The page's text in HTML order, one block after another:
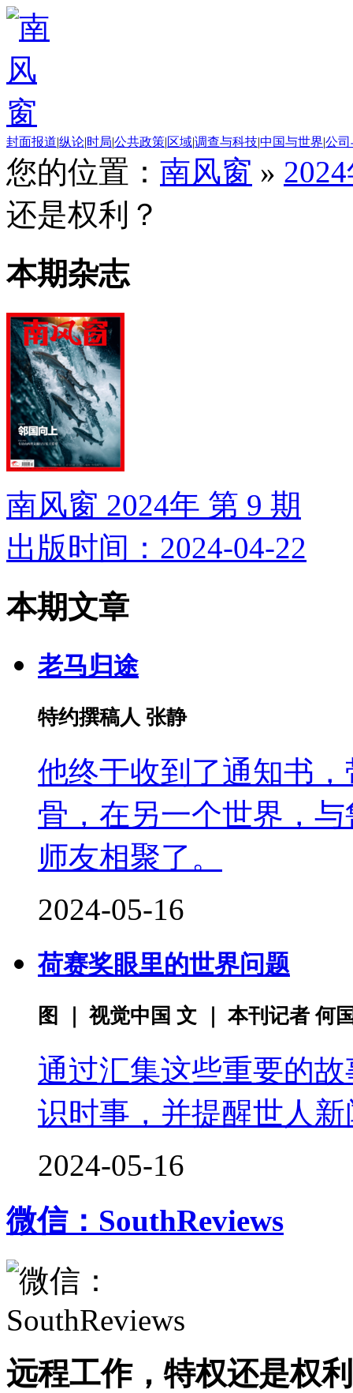
封面报道|纵论|时局|公共政策|区域|调查与科技|中国与世界|公
您的位置： 南风窗 »
还是权利？
本期杂志
南风窗 2024年 第 9 期
出版时间：2024-04-22
本期文章
老马归途
特约撰稿人 张静
他终于收到了通知书
骨，在另一个世界，
师友相聚了。
2024-05-16
荷赛奖眼里的世界问题
图 ｜ 视觉中国 文 ｜ 本刊记者 何
通过汇集这些重要的
识时事，并提醒世人
2024-05-16
微信：SouthReviews
远程工作，特权还是权